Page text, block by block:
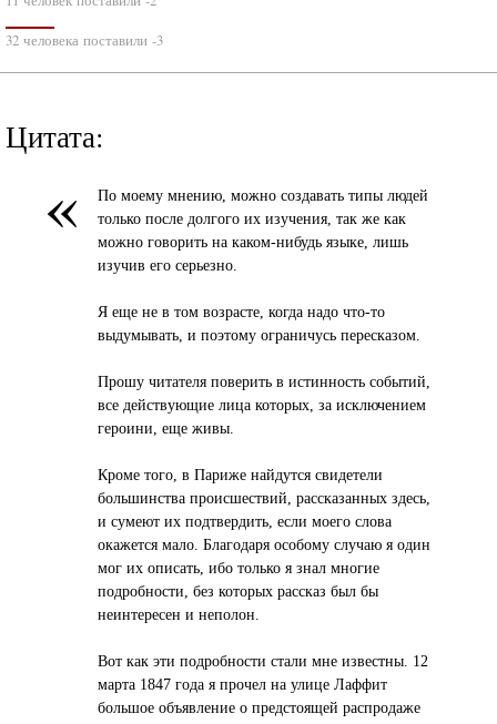
32 человека поставили -3
Цитата:
«
По моему мнению, можно создавать типы людей
только после долгого их изучения, так же как
можно говорить на каком-нибудь языке, лишь
изучив его серьезно.
Я еще не в том возрасте, когда надо что-то
выдумывать, и поэтому ограничусь пересказом.
Прошу читателя поверить в истинность событий,
все действующие лица которых, за исключением
героини, еще живы.
Кроме того, в Париже найдутся свидетели
большинства происшествий, рассказанных здесь,
и сумеют их подтвердить, если моего слова
окажется мало. Благодаря особому случаю я один
мог их описать, ибо только я знал многие
подробности, без которых рассказ был бы
неинтересен и неполон.
Вот как эти подробности стали мне известны. 12
марта 1847 года я прочел на улице Лаффит
большое объявление о предстоящей распродаже